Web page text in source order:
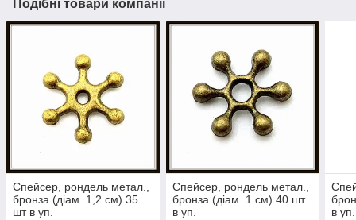
Подібні товари компанії
Спейсер, рондель метал.,
бронза (діам. 1,2 см) 35
шт в уп.
Спейсер, рондель метал.,
бронза (діам. 1 см) 40 шт.
в уп.
в уп.